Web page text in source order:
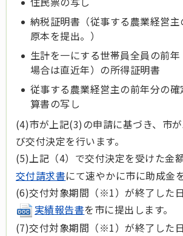
納税証明書（従事する農業経営主
原本を提出。）
生計を一にする世帯員全員の前
場合は直近年）の所得証明書
従事する農業経営主の前年分の
算書の写し
(4)市が上記(3)の申請に基づき、市
び交付決定を行います。
(5)上記（4）で交付決定を受けた金額
交付請求書にて速やかに市に助成金
(6)交付対象期間（※1）が終了した
実績報告書を市に提出します。
(7)交付対象期間（※1）が終了した